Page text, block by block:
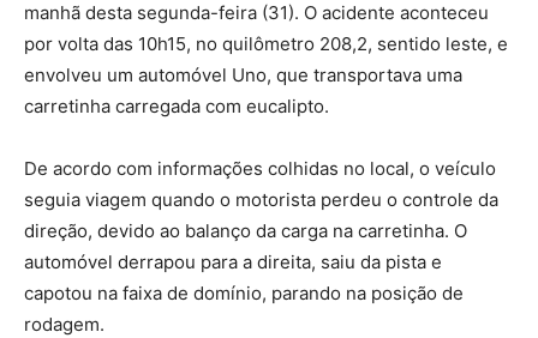
manhã desta segunda-feira (31). O acidente aconteceu
por volta das 10h15, no quilômetro 208,2, sentido leste, e
envolveu um automóvel Uno, que transportava uma
carretinha carregada com eucalipto.
De acordo com informações colhidas no local, o veículo
seguia viagem quando o motorista perdeu o controle da
direção, devido ao balanço da carga na carretinha. O
automóvel derrapou para a direita, saiu da pista e
capotou na faixa de domínio, parando na posição de
rodagem.